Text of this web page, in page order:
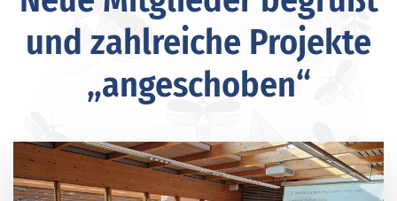
und zahlreiche Projekte
„angeschoben“